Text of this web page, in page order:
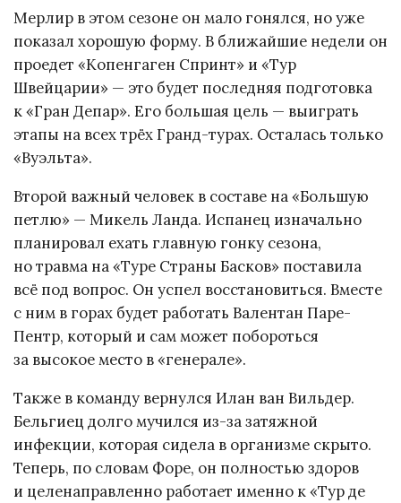
Мерлир в этом сезоне он мало гонялся, но уже
показал хорошую форму. В ближайшие недели он
проедет «Копенгаген Спринт» и «Тур
Швейцарии» — это будет последняя подготовка
к «Гран Депар». Его большая цель — выиграть
этапы на всех трёх Гранд-турах. Осталась только
«Вуэльта».
Второй важный человек в составе на «Большую
петлю» — Микель Ланда. Испанец изначально
планировал ехать главную гонку сезона,
но травма на «Туре Страны Басков» поставила
всё под вопрос. Он успел восстановиться. Вместе
с ним в горах будет работать Валентан Паре-
Пентр, который и сам может побороться
за высокое место в «генерале».
Также в команду вернулся Илан ван Вильдер.
Бельгиец долго мучился из-за затяжной
инфекции, которая сидела в организме скрыто.
Теперь, по словам Форе, он полностью здоров
и целенаправленно работает именно к «Тур де